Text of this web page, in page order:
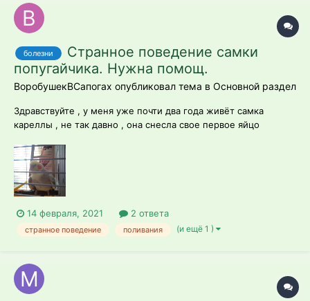
болезни
Странное поведение самки
попугайчика. Нужна помощ.
ВоробушекВСапогах опубликовал тема в Основной раздел
Здравствуйте , у меня уже почти два года живёт самка
кареллы , не так давно , она снесла свое первое яйцо
время от времени дёргает головой и прикрывает глазки.
Когда сидела на жердочке , чуть приоткрывала крылышки...
Может как-то это связано...
14 февраля, 2021 2 ответа
странное поведение поливания (и ещё 1 )